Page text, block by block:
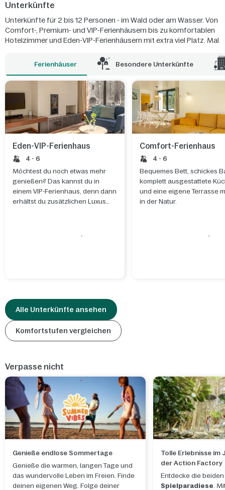
Unterkünfte
Unterkünfte für 2 bis 12 Personen - im Wald oder am Wasser. Von
Comfort-, Premium- und VIP-Ferienhäusern bis zu komfortablen
Hotelzimmer und Eden-VIP-Ferienhäusern mit extra viel Platz. Mal
einem Abenteurer-Ferienhaus!
Ferienhäuser Besondere Unterkünfte
Eden-VIP-Ferienhaus
4 - 6
Möchtest du noch etwas mehr
genießen? Das kannst du in
einem VIP-Ferienhaus, denn dann
erhältst du zusätzlichen Luxus
Comfort-Ferienhaus
4 - 6
Bequemes Bett, schickes
komplett ausgestattete
und eine eigene Terrasse
in der Natur.
Alle Unterkünfte ansehen
Komfortstufen vergleichen
Verpasse nicht
Genieße endlose Sommertage
Genieße die warmen, langen Tage und
das wundervolle Leben im Freien. Finde
deinen eigenen Weg. Folge deiner
Tolle Erlebnisse im
der Action Factory
Entdecke die beiden
Spielparadiese .